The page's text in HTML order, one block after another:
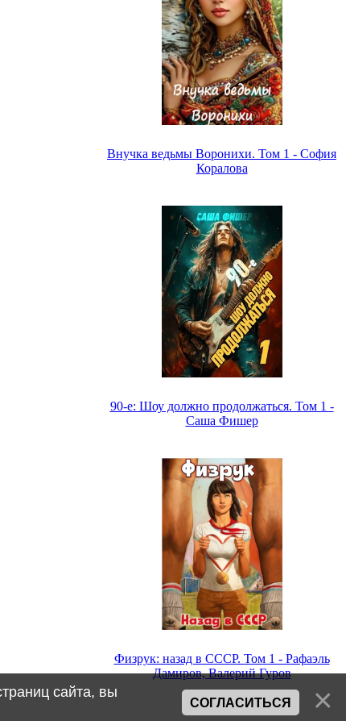
Внучка ведьмы Воронихи. Том 1 - София
Коралова
90-е: Шоу должно продолжаться. Том 1 -
Саша Фишер
Физрук: назад в СССР. Том 1 - Рафаэль
Дамиров, Валерий Гуров
сайта, вы
СОГЛАСИТЬСЯ